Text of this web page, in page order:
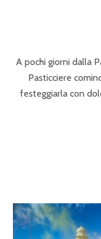
A pochi giorni dalla
Pasticciere
festeggiarla con